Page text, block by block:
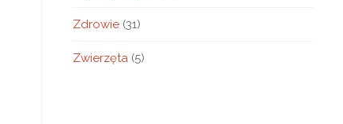
Zdrowie (31)
Zwierzęta (5)